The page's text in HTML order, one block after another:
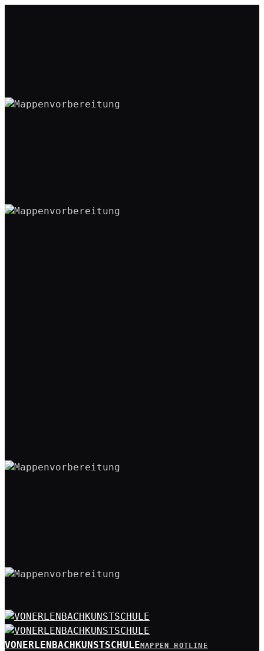
VONERLENBACHKUNSTSCHULE MAPPEN HOTLINE